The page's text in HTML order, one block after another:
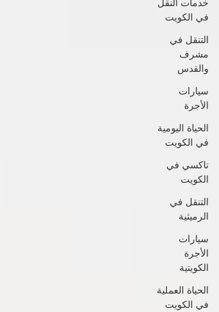
خدمات النقل
في الكويت
التنقل في
مشرف
والقدس
سيارات
الأجرة
الحياة اليومية
في الكويت
تاكسي في
الكويت
التنقل في
الرميثية
سيارات
الأجرة
الكويتية
الحياة العملية
في الكويت